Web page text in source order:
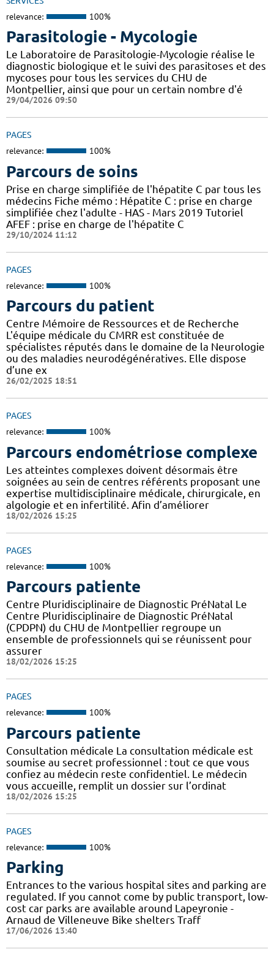
relevance: 100%
Parasitologie - Mycologie
Le Laboratoire de Parasitologie-Mycologie réalise le
diagnostic biologique et le suivi des parasitoses et des
mycoses pour tous les services du CHU de
Montpellier, ainsi que pour un certain nombre d'é
29/04/2026 09:50
PAGES
relevance: 100%
Parcours de soins
Prise en charge simplifiée de l'hépatite C par tous les
médecins Fiche mémo : Hépatite C : prise en charge
simplifiée chez l'adulte - HAS - Mars 2019 Tutoriel
AFEF : prise en charge de l'hépatite C
29/10/2024 11:12
PAGES
relevance: 100%
Parcours du patient
Centre Mémoire de Ressources et de Recherche
L'équipe médicale du CMRR est constituée de
spécialistes réputés dans le domaine de la Neurologie
ou des maladies neurodégénératives. Elle dispose
d’une ex
26/02/2025 18:51
PAGES
relevance: 100%
Parcours endométriose complexe
Les atteintes complexes doivent désormais être
soignées au sein de centres référents proposant une
expertise multidisciplinaire médicale, chirurgicale, en
algologie et en infertilité. Afin d’améliorer
18/02/2026 15:25
PAGES
relevance: 100%
Parcours patiente
Centre Pluridisciplinaire de Diagnostic PréNatal Le
Centre Pluridisciplinaire de Diagnostic PréNatal
(CPDPN) du CHU de Montpellier regroupe un
ensemble de professionnels qui se réunissent pour
assurer
18/02/2026 15:25
PAGES
relevance: 100%
Parcours patiente
Consultation médicale La consultation médicale est
soumise au secret professionnel : tout ce que vous
confiez au médecin reste confidentiel. Le médecin
vous accueille, remplit un dossier sur l’ordinat
18/02/2026 15:25
PAGES
relevance: 100%
Parking
Entrances to the various hospital sites and parking are
regulated. If you cannot come by public transport, low-
cost car parks are available around Lapeyronie -
Arnaud de Villeneuve Bike shelters Traff
17/06/2026 13:40